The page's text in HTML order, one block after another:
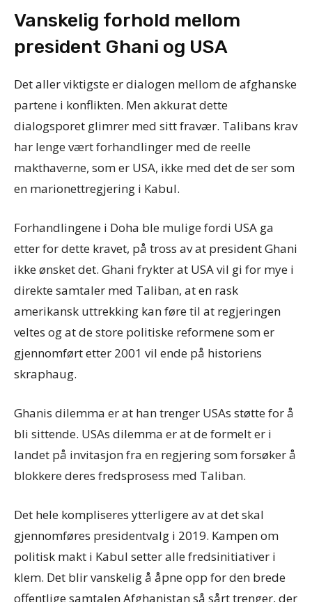
Vanskelig forhold mellom
president Ghani og USA
Det aller viktigste er dialogen mellom de afghanske
partene i konflikten. Men akkurat dette
dialogsporet glimrer med sitt fravær. Talibans krav
har lenge vært forhandlinger med de reelle
makthaverne, som er USA, ikke med det de ser som
en marionettregjering i Kabul.
Forhandlingene i Doha ble mulige fordi USA ga
etter for dette kravet, på tross av at president Ghani
ikke ønsket det. Ghani frykter at USA vil gi for mye i
direkte samtaler med Taliban, at en rask
amerikansk uttrekking kan føre til at regjeringen
veltes og at de store politiske reformene som er
gjennomført etter 2001 vil ende på historiens
skraphaug.
Ghanis dilemma er at han trenger USAs støtte for å
bli sittende. USAs dilemma er at de formelt er i
landet på invitasjon fra en regjering som forsøker å
blokkere deres fredsprosess med Taliban.
Det hele kompliseres ytterligere av at det skal
gjennomføres presidentvalg i 2019. Kampen om
politisk makt i Kabul setter alle fredsinitiativer i
klem. Det blir vanskelig å åpne opp for den brede
offentlige samtalen Afghanistan så sårt trenger, der